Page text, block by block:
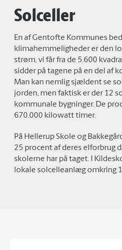
Solceller
En af Gentofte Kommunes
klimahemmeligheder er den
strøm, vi får fra de 5.600
sidder på tagene på en del af
Man kan nemlig sjældent se
jorden, men faktisk er der 12
kommunale bygninger. De
670.000 kilowatt timer.
På Hellerup Skole og
25 procent af deres elforbrug
skolerne har på taget. I
lokale solcelleanlæg omkring